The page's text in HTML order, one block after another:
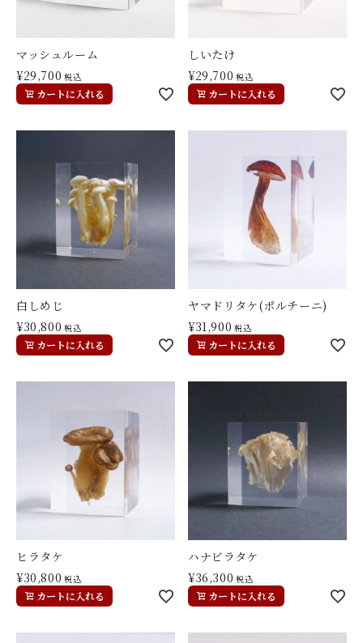
マッシュルーム
¥29,700 税込
カートに入れる
しいたけ
¥29,700 税込
カートに入れる
白しめじ
¥30,800 税込
カートに入れる
ヤマドリタケ(ポルチーニ)
¥31,900 税込
カートに入れる
ヒラタケ
¥30,800 税込
カートに入れる
ハナビラタケ
¥36,300 税込
カートに入れる